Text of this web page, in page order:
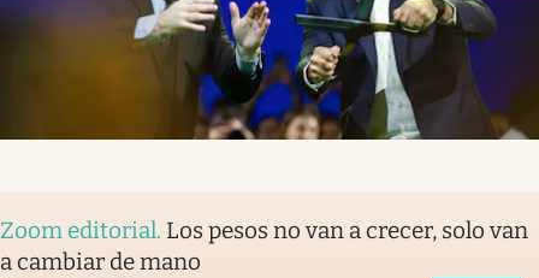
Zoom editorial. Los pesos no van a crecer, solo van
a cambiar de mano